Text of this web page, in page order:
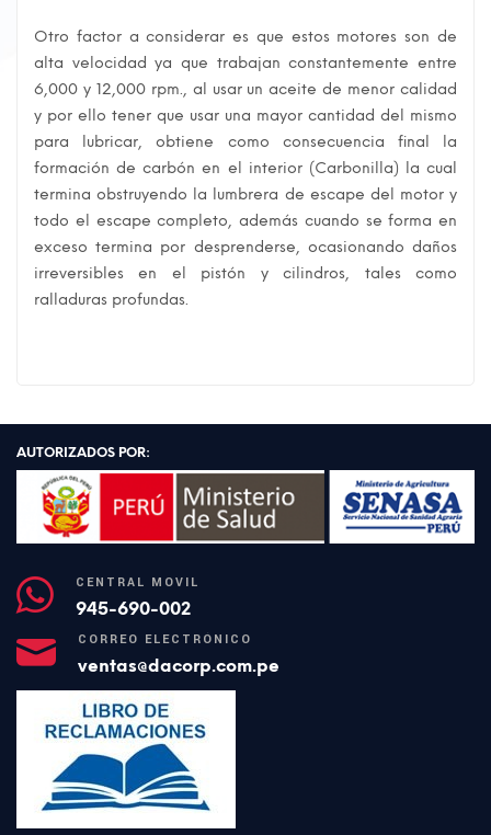
Otro factor a considerar es que estos motores son de
alta velocidad ya que trabajan constantemente entre
6,000 y 12,000 rpm., al usar un aceite de menor calidad
y por ello tener que usar una mayor cantidad del mismo
para lubricar, obtiene como consecuencia final la
formación de carbón en el interior (Carbonilla) la cual
termina obstruyendo la lumbrera de escape del motor y
todo el escape completo, además cuando se forma en
exceso termina por desprenderse, ocasionando daños
irreversibles en el pistón y cilindros, tales como
ralladuras profundas.
AUTORIZADOS POR:
CENTRAL MÓVIL
945-690-002
CORREO ELECTRÓNICO
ventas@dacorp.com.pe